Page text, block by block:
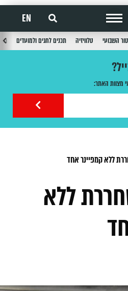
EN
השבועי טלוויזיה תכנים לחגים ולמועדים
מצוות האתר:
ללא קמפיינר אחד
ללא